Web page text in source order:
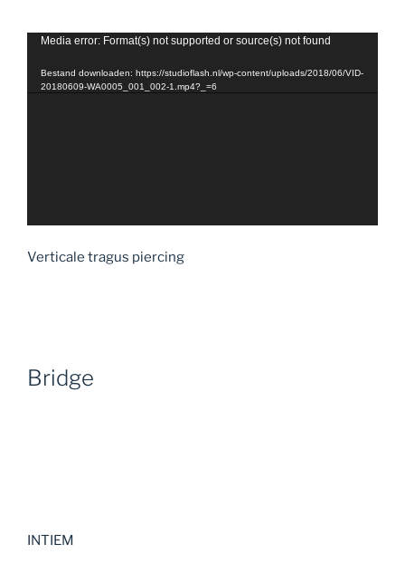
Videospeler
Media error: Format(s) not supported or source(s) not found
Bestand downloaden: https://studioflash.nl/wp-content/uploads/2018/06/VID-
20180609-WA0005_001_002-1.mp4?_=6
Verticale tragus piercing
Bridge
INTIEM